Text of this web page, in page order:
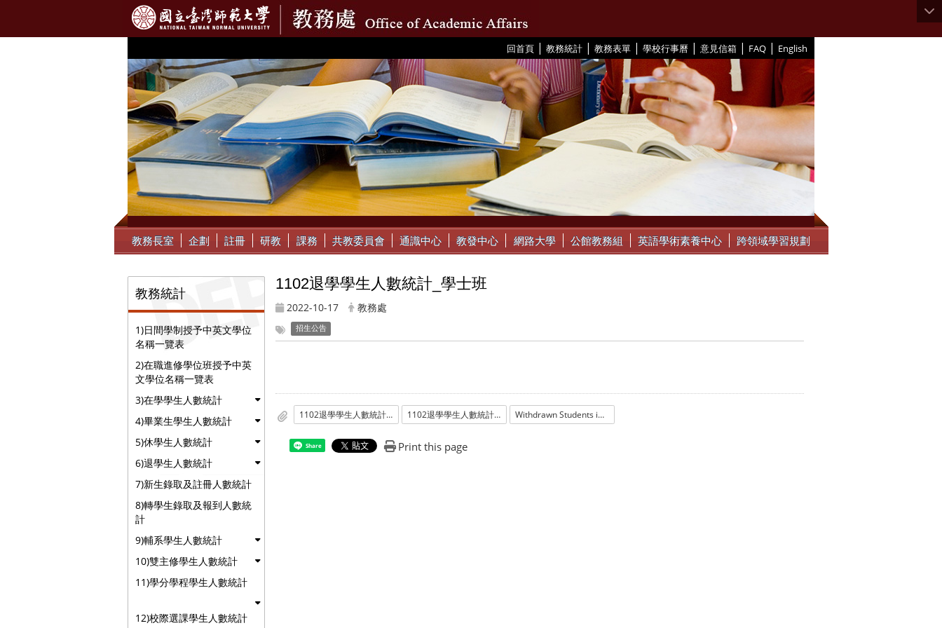
回首頁 | 教務統計 | 教務表單 | 學校行事曆 | 意見信箱 | FAQ | English
::: 教務長室 企劃 註冊 研教 課務 共教委員會 通識中心 教發中心 網路大學 公館教務組 英語學術素養中心 跨領域學習規劃
教務統計
1)日間學制授予中英文學位
名稱一覽表
2)在職進修學位班授予中英
文學位名稱一覽表
3)在學學生人數統計
4)畢業生學生人數統計
5)休學生人數統計
6)退學生人數統計
7)新生錄取及註冊人數統計
8)轉學生錄取及報到人數統
計
9)輔系學生人數統計
10)雙主修學生人數統計
11)學分學程學生人數統計
12)校際選課學生人數統計
1102退學學生人數統計_學士班
2022-10-17 教務處
招生公告
1102退學學生人數統計_學士班 1102退學學生人數統計_學士班 Withdrawn Students in the semester of spring 2022_Undergradu
Share Print this page